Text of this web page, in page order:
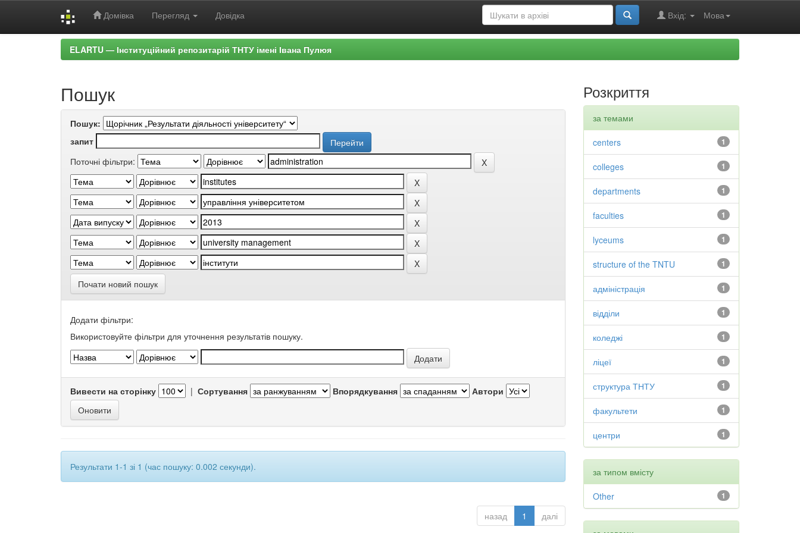
Домівка Перегляд Довідка Мова
Вхід:
ELARTU — Інституційний репозитарій ТНТУ імені Івана Пулюя
Пошук
Пошук:
запит
Поточні фільтри:
Почати новий пошук
Додати фільтри:
Використовуйте фільтри для уточнення результатів пошуку.
Вивести на сторінку | Сортування Впорядкування Автори
Результати 1-1 зі 1 (час пошуку: 0.002 секунди).
назад 1 далі
Розкриття
за темами
1
centers
1
colleges
1
departments
1
faculties
1
lyceums
1
structure of the TNTU
1
адміністрація
1
відділи
1
коледжі
1
ліцеї
1
структура ТНТУ
1
факультети
1
центри
за типом вмісту
1
Other